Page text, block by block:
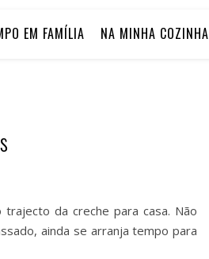
EM FAMÍLIA NA MINHA COZINHA
da creche para casa. Não
ainda se arranja tempo para